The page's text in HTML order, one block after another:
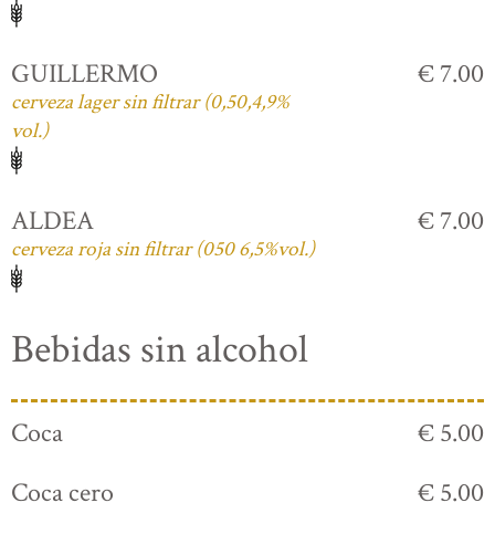
GUILLERMO
cerveza lager sin filtrar (0,50,4,9%
vol.)
€ 7.00
ALDEA
cerveza roja sin filtrar (050 6,5%vol.)
€ 7.00
Bebidas sin alcohol
Coca
€ 5.00
Coca cero
€ 5.00